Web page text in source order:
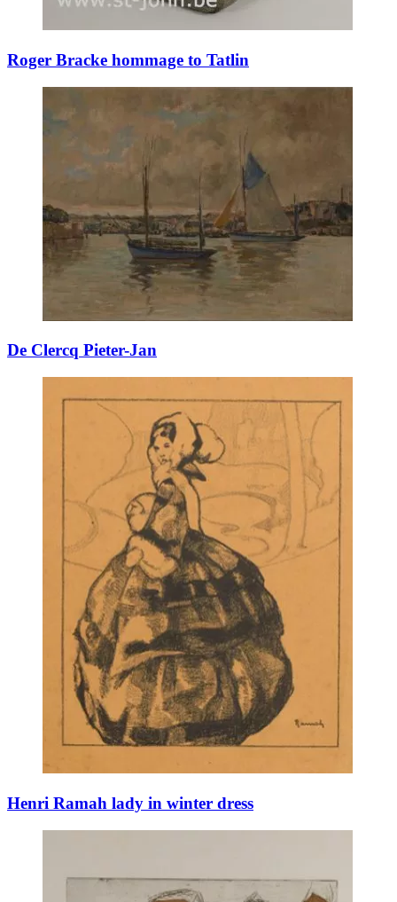
Roger Bracke hommage to Tatlin
De Clercq Pieter-Jan
Henri Ramah lady in winter dress